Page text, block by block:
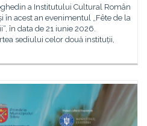
a Institutului Cultural Român
în acest an evenimentul „Fête de la
în data de 21 iunie 2026.
sediului celor două instituții,